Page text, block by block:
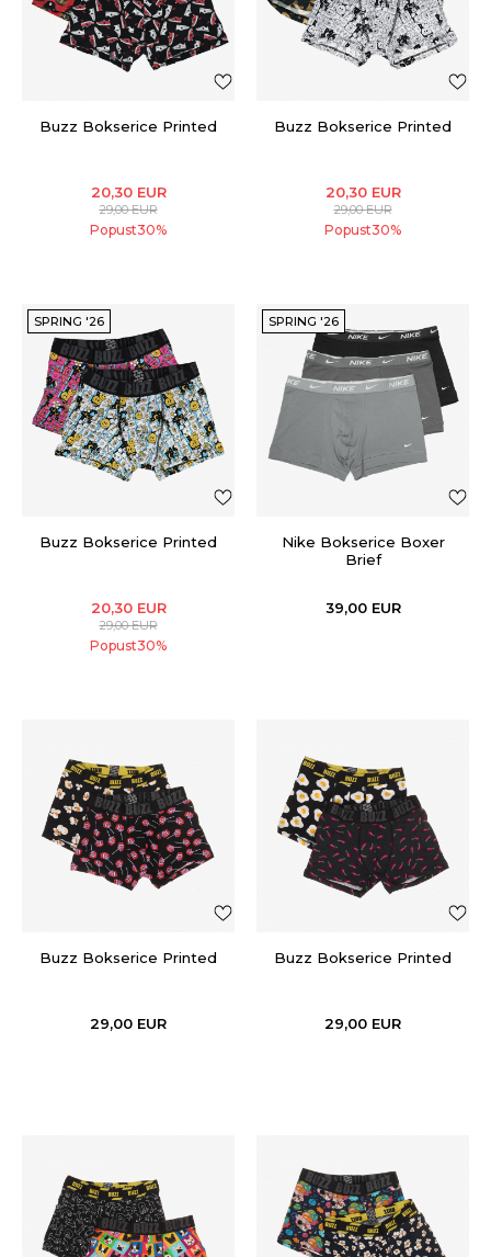
Buzz Bokserice Printed
20,30 EUR
29,00EUR
Popust30%
Buzz Bokserice Printed
20,30 EUR
29,00EUR
Popust30%
SPRING '26
Buzz Bokserice Printed
20,30 EUR
29,00EUR
Popust30%
SPRING '26
Nike Bokserice Boxer
Brief
39,00 EUR
Buzz Bokserice Printed
29,00 EUR
Buzz Bokserice Printed
29,00 EUR